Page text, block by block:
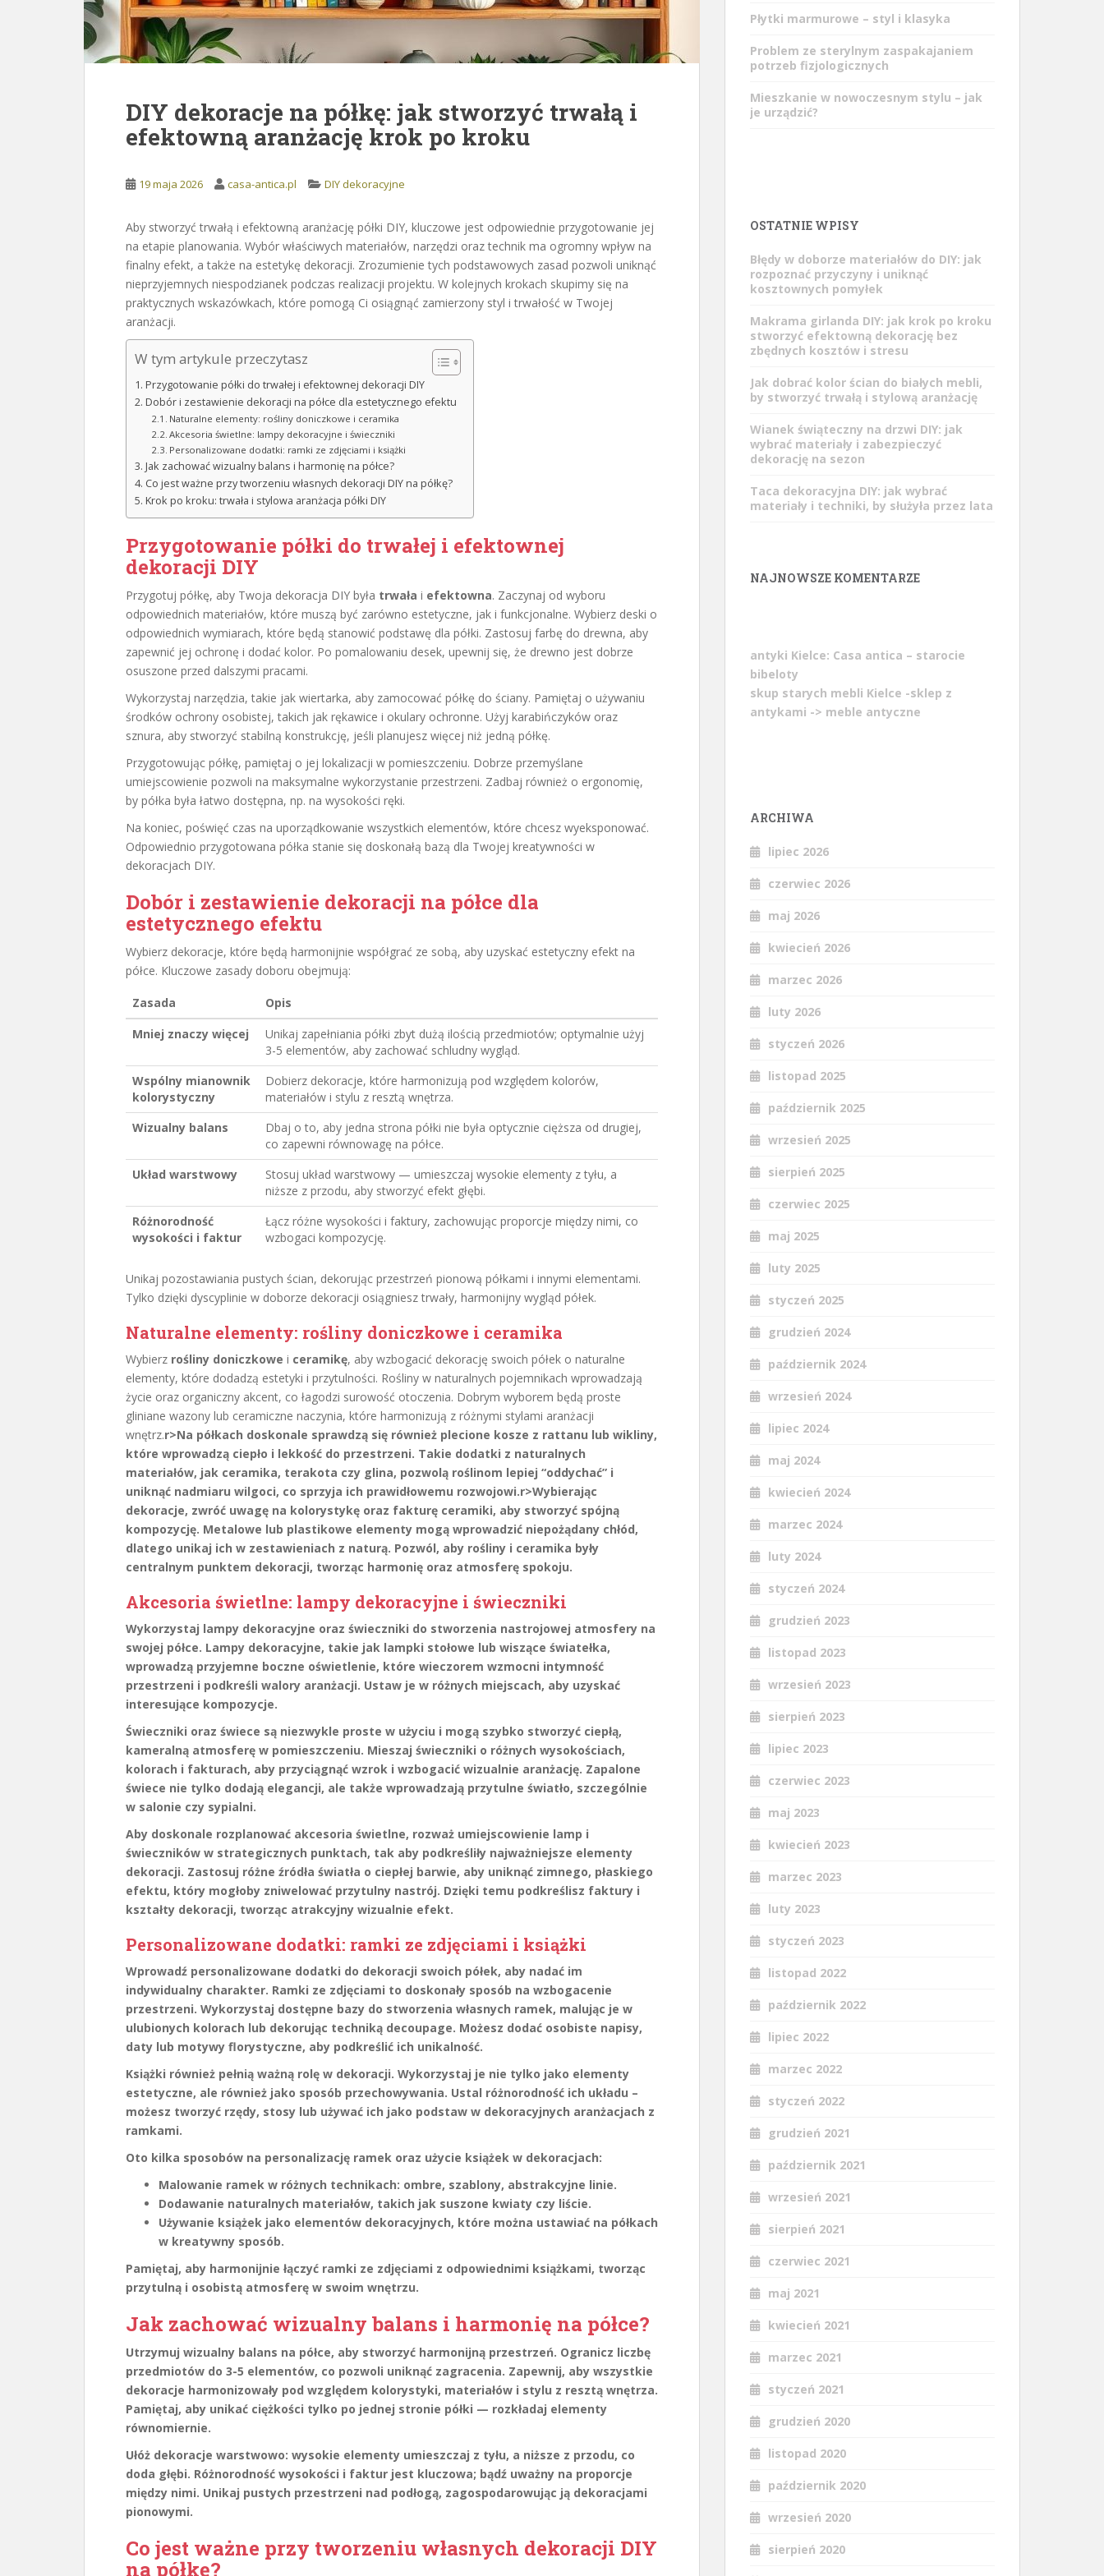
DIY dekoracje na półkę: jak stworzyć trwałą i
efektowną aranżację krok po kroku
19 maja 2026 casa-antica.pl DIY dekoracyjne
Aby stworzyć trwałą i efektowną aranżację półki DIY, kluczowe jest odpowiednie przygotowanie jej
na etapie planowania. Wybór właściwych materiałów, narzędzi oraz technik ma ogromny wpływ na
finalny efekt, a także na estetykę dekoracji. Zrozumienie tych podstawowych zasad pozwoli uniknąć
nieprzyjemnych niespodzianek podczas realizacji projektu. W kolejnych krokach skupimy się na
praktycznych wskazówkach, które pomogą Ci osiągnąć zamierzony styl i trwałość w Twojej
aranżacji.
W tym artykule przeczytasz
Przygotowanie półki do trwałej i efektownej dekoracji DIY
Dobór i zestawienie dekoracji na półce dla estetycznego efektu
Naturalne elementy: rośliny doniczkowe i ceramika
Akcesoria świetlne: lampy dekoracyjne i świeczniki
Personalizowane dodatki: ramki ze zdjęciami i książki
Jak zachować wizualny balans i harmonię na półce?
Co jest ważne przy tworzeniu własnych dekoracji DIY na półkę?
Krok po kroku: trwała i stylowa aranżacja półki DIY
Przygotowanie półki do trwałej i efektownej
dekoracji DIY
Przygotuj półkę, aby Twoja dekoracja DIY była trwała i efektowna. Zaczynaj od wyboru
odpowiednich materiałów, które muszą być zarówno estetyczne, jak i funkcjonalne. Wybierz deski o
odpowiednich wymiarach, które będą stanowić podstawę dla półki. Zastosuj farbę do drewna, aby
zapewnić jej ochronę i dodać kolor. Po pomalowaniu desek, upewnij się, że drewno jest dobrze
osuszone przed dalszymi pracami.
Wykorzystaj narzędzia, takie jak wiertarka, aby zamocować półkę do ściany. Pamiętaj o używaniu
środków ochrony osobistej, takich jak rękawice i okulary ochronne. Użyj karabińczyków oraz
sznura, aby stworzyć stabilną konstrukcję, jeśli planujesz więcej niż jedną półkę.
Przygotowując półkę, pamiętaj o jej lokalizacji w pomieszczeniu. Dobrze przemyślane
umiejscowienie pozwoli na maksymalne wykorzystanie przestrzeni. Zadbaj również o ergonomię,
by półka była łatwo dostępna, np. na wysokości ręki.
Na koniec, poświęć czas na uporządkowanie wszystkich elementów, które chcesz wyeksponować.
Odpowiednio przygotowana półka stanie się doskonałą bazą dla Twojej kreatywności w
dekoracjach DIY.
Dobór i zestawienie dekoracji na półce dla
estetycznego efektu
Wybierz dekoracje, które będą harmonijnie współgrać ze sobą, aby uzyskać estetyczny efekt na
półce. Kluczowe zasady doboru obejmują:
Zasada
Opis
Mniej znaczy więcej
Unikaj zapełniania półki zbyt dużą ilością przedmiotów; optymalnie użyj
3-5 elementów, aby zachować schludny wygląd.
Wspólny mianownik
kolorystyczny
Dobierz dekoracje, które harmonizują pod względem kolorów,
materiałów i stylu z resztą wnętrza.
Wizualny balans
Dbaj o to, aby jedna strona półki nie była optycznie cięższa od drugiej,
co zapewni równowagę na półce.
Układ warstwowy
Stosuj układ warstwowy — umieszczaj wysokie elementy z tyłu, a
niższe z przodu, aby stworzyć efekt głębi.
Różnorodność
wysokości i faktur
Łącz różne wysokości i faktury, zachowując proporcje między nimi, co
wzbogaci kompozycję.
Unikaj pozostawiania pustych ścian, dekorując przestrzeń pionową półkami i innymi elementami.
Tylko dzięki dyscyplinie w doborze dekoracji osiągniesz trwały, harmonijny wygląd półek.
Naturalne elementy: rośliny doniczkowe i ceramika
Wybierz rośliny doniczkowe i ceramikę, aby wzbogacić dekorację swoich półek o naturalne
elementy, które dodadzą estetyki i przytulności. Rośliny w naturalnych pojemnikach wprowadzają
życie oraz organiczny akcent, co łagodzi surowość otoczenia. Dobrym wyborem będą proste
gliniane wazony lub ceramiczne naczynia, które harmonizują z różnymi stylami aranżacji
wnętrz.r>Na półkach doskonale sprawdzą się również plecione kosze z rattanu lub wikliny,
które wprowadzą ciepło i lekkość do przestrzeni. Takie dodatki z naturalnych
materiałów, jak ceramika, terakota czy glina, pozwolą roślinom lepiej “oddychać” i
uniknąć nadmiaru wilgoci, co sprzyja ich prawidłowemu rozwojowi.r>Wybierając
dekoracje, zwróć uwagę na kolorystykę oraz fakturę ceramiki, aby stworzyć spójną
kompozycję. Metalowe lub plastikowe elementy mogą wprowadzić niepożądany chłód,
dlatego unikaj ich w zestawieniach z naturą. Pozwól, aby rośliny i ceramika były
centralnym punktem dekoracji, tworząc harmonię oraz atmosferę spokoju.
Akcesoria świetlne: lampy dekoracyjne i świeczniki
Wykorzystaj lampy dekoracyjne oraz świeczniki do stworzenia nastrojowej atmosfery na
swojej półce. Lampy dekoracyjne, takie jak lampki stołowe lub wiszące światełka,
wprowadzą przyjemne boczne oświetlenie, które wieczorem wzmocni intymność
przestrzeni i podkreśli walory aranżacji. Ustaw je w różnych miejscach, aby uzyskać
interesujące kompozycje.
Świeczniki oraz świece są niezwykle proste w użyciu i mogą szybko stworzyć ciepłą,
kameralną atmosferę w pomieszczeniu. Mieszaj świeczniki o różnych wysokościach,
kolorach i fakturach, aby przyciągnąć wzrok i wzbogacić wizualnie aranżację. Zapalone
świece nie tylko dodają elegancji, ale także wprowadzają przytulne światło, szczególnie
w salonie czy sypialni.
Aby doskonale rozplanować akcesoria świetlne, rozważ umiejscowienie lamp i
świeczników w strategicznych punktach, tak aby podkreśliły najważniejsze elementy
dekoracji. Zastosuj różne źródła światła o ciepłej barwie, aby uniknąć zimnego, płaskiego
efektu, który mogłoby zniwelować przytulny nastrój. Dzięki temu podkreślisz faktury i
kształty dekoracji, tworząc atrakcyjny wizualnie efekt.
Personalizowane dodatki: ramki ze zdjęciami i książki
Wprowadź personalizowane dodatki do dekoracji swoich półek, aby nadać im
indywidualny charakter. Ramki ze zdjęciami to doskonały sposób na wzbogacenie
przestrzeni. Wykorzystaj dostępne bazy do stworzenia własnych ramek, malując je w
ulubionych kolorach lub dekorując techniką decoupage. Możesz dodać osobiste napisy,
daty lub motywy florystyczne, aby podkreślić ich unikalność.
Książki również pełnią ważną rolę w dekoracji. Wykorzystaj je nie tylko jako elementy
estetyczne, ale również jako sposób przechowywania. Ustal różnorodność ich układu –
możesz tworzyć rzędy, stosy lub używać ich jako podstaw w dekoracyjnych aranżacjach z
ramkami.
Oto kilka sposobów na personalizację ramek oraz użycie książek w dekoracjach:
Malowanie ramek w różnych technikach: ombre, szablony, abstrakcyjne linie.
Dodawanie naturalnych materiałów, takich jak suszone kwiaty czy liście.
Używanie książek jako elementów dekoracyjnych, które można ustawiać na półkach
w kreatywny sposób.
Pamiętaj, aby harmonijnie łączyć ramki ze zdjęciami z odpowiednimi książkami, tworząc
przytulną i osobistą atmosferę w swoim wnętrzu.
Jak zachować wizualny balans i harmonię na półce?
Utrzymuj wizualny balans na półce, aby stworzyć harmonijną przestrzeń. Ogranicz liczbę
przedmiotów do 3-5 elementów, co pozwoli uniknąć zagracenia. Zapewnij, aby wszystkie
dekoracje harmonizowały pod względem kolorystyki, materiałów i stylu z resztą wnętrza.
Pamiętaj, aby unikać ciężkości tylko po jednej stronie półki — rozkładaj elementy
równomiernie.
Ułóż dekoracje warstwowo: wysokie elementy umieszczaj z tyłu, a niższe z przodu, co
doda głębi. Różnorodność wysokości i faktur jest kluczowa; bądź uważny na proporcje
między nimi. Unikaj pustych przestrzeni nad podłogą, zagospodarowując ją dekoracjami
pionowymi.
Co jest ważne przy tworzeniu własnych dekoracji DIY
na półkę?
Płytki marmurowe – styl i klasyka
Problem ze sterylnym zaspakajaniem
potrzeb fizjologicznych
Mieszkanie w nowoczesnym stylu – jak
je urządzić?
OSTATNIE WPISY
Błędy w doborze materiałów do DIY: jak
rozpoznać przyczyny i uniknąć
kosztownych pomyłek
Makrama girlanda DIY: jak krok po kroku
stworzyć efektowną dekorację bez
zbędnych kosztów i stresu
Jak dobrać kolor ścian do białych mebli,
by stworzyć trwałą i stylową aranżację
Wianek świąteczny na drzwi DIY: jak
wybrać materiały i zabezpieczyć
dekorację na sezon
Taca dekoracyjna DIY: jak wybrać
materiały i techniki, by służyła przez lata
NAJNOWSZE KOMENTARZE
antyki Kielce: Casa antica – starocie
bibeloty
skup starych mebli Kielce -sklep z
antykami -> meble antyczne
ARCHIWA
lipiec 2026
czerwiec 2026
maj 2026
kwiecień 2026
marzec 2026
luty 2026
styczeń 2026
listopad 2025
październik 2025
wrzesień 2025
sierpień 2025
czerwiec 2025
maj 2025
luty 2025
styczeń 2025
grudzień 2024
październik 2024
wrzesień 2024
lipiec 2024
maj 2024
kwiecień 2024
marzec 2024
luty 2024
styczeń 2024
grudzień 2023
listopad 2023
wrzesień 2023
sierpień 2023
lipiec 2023
czerwiec 2023
maj 2023
kwiecień 2023
marzec 2023
luty 2023
styczeń 2023
listopad 2022
październik 2022
lipiec 2022
marzec 2022
styczeń 2022
grudzień 2021
październik 2021
wrzesień 2021
sierpień 2021
czerwiec 2021
maj 2021
kwiecień 2021
marzec 2021
styczeń 2021
grudzień 2020
listopad 2020
październik 2020
wrzesień 2020
sierpień 2020